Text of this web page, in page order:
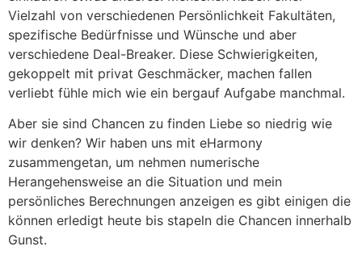
Vielzahl von verschiedenen Persönlichkeit Fakultäten,
spezifische Bedürfnisse und Wünsche und aber
verschiedene Deal-Breaker. Diese Schwierigkeiten,
gekoppelt mit privat Geschmäcker, machen fallen
verliebt fühle mich wie ein bergauf Aufgabe manchmal.
Aber sie sind Chancen zu finden Liebe so niedrig wie
wir denken? Wir haben uns mit eHarmony
zusammengetan, um nehmen numerische
Herangehensweise an die Situation und mein
persönliches Berechnungen anzeigen es gibt einigen die
können erledigt heute bis stapeln die Chancen innerhalb
Gunst.